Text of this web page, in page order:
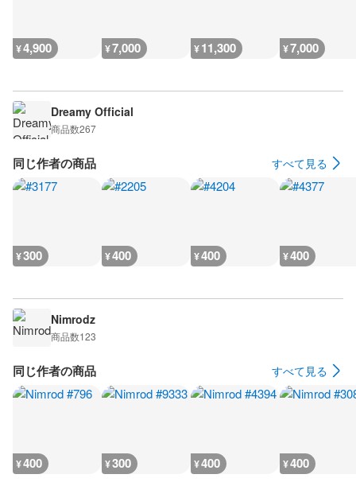
¥4,900 ¥7,000 ¥11,300 ¥7,000
Dreamy Official
商品数267
同じ作者の商品 すべて見る
¥300 ¥400 ¥400 ¥400
Nimrodz
商品数123
同じ作者の商品 すべて見る
¥400 ¥300 ¥400 ¥400